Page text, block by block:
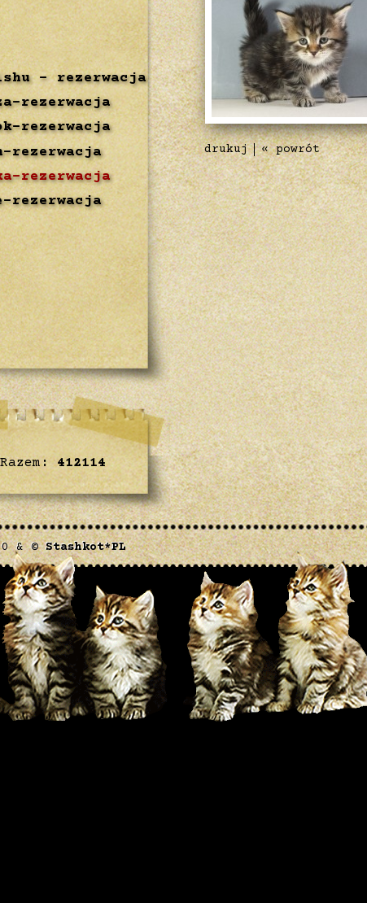
- rezerwacja
rezerwacja
rezerwacja
rezerwacja
rezerwacja
rezerwacja
Razem:412114
drukuj « powrót
& ©Stashkot*PL